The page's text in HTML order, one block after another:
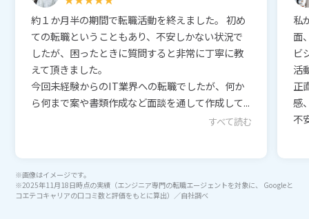
約１か月半の期間で転職活動を終えました。 初め
ての転職ということもあり、不安しかない状況で
したが、困ったときに質問すると非常に丁寧に教
えて頂きました。
今回未経験からのIT業界への転職でしたが、何か
ら何まで案や書類作成など面談を通して作成して...
すべて読む
私
面
ビ
活
正
感
不
※画像はイメージです。
※2025年11月18日時点の実績（エンジニア専門の転職エージェントを対象に、 Googleと
コエテコキャリアの口コミ数と評価をもとに算出）／自社調べ